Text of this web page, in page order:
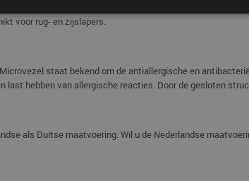
ander groot voordeel van een microvezel kussen is
voor rug- en zijslapers.
staat bekend om de antiallergische en
hebben van allergische reacties. Door de gesloten
als Duitse maatvoering. Wil u de Nederlandse